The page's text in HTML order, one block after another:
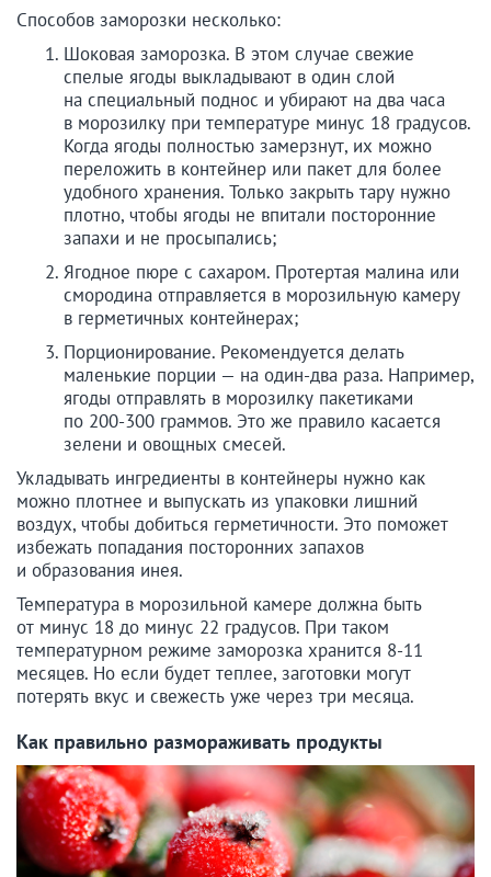
Способов заморозки несколько:
Шоковая заморозка. В этом случае свежие
спелые ягоды выкладывают в один слой
на специальный поднос и убирают на два часа
в морозилку при температуре минус 18 градусов.
Когда ягоды полностью замерзнут, их можно
переложить в контейнер или пакет для более
удобного хранения. Только закрыть тару нужно
плотно, чтобы ягоды не впитали посторонние
запахи и не просыпались;
Ягодное пюре с сахаром. Протертая малина или
смородина отправляется в морозильную камеру
в герметичных контейнерах;
Порционирование. Рекомендуется делать
маленькие порции — на один-два раза. Например,
ягоды отправлять в морозилку пакетиками
по 200-300 граммов. Это же правило касается
зелени и овощных смесей.
Укладывать ингредиенты в контейнеры нужно как
можно плотнее и выпускать из упаковки лишний
воздух, чтобы добиться герметичности. Это поможет
избежать попадания посторонних запахов
и образования инея.
Температура в морозильной камере должна быть
от минус 18 до минус 22 градусов. При таком
температурном режиме заморозка хранится 8-11
месяцев. Но если будет теплее, заготовки могут
потерять вкус и свежесть уже через три месяца.
Как правильно размораживать продукты